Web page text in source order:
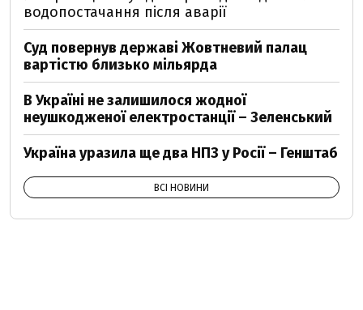
водопостачання після аварії
Суд повернув державі Жовтневий палац
вартістю близько мільярда
В Україні не залишилося жодної
неушкодженої електростанції – Зеленський
Україна уразила ще два НПЗ у Росії – Генштаб
ВСІ НОВИНИ